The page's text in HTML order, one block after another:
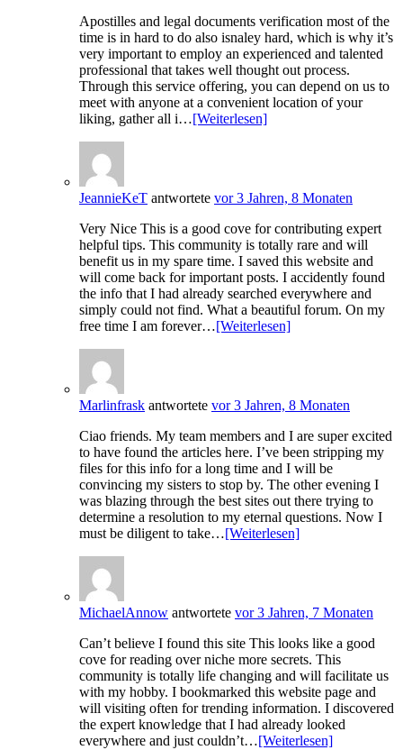
Apostilles and legal documents verification most of the
time is in hard to do also isnaley hard, which is why it’s
very important to employ an experienced and talented
professional that takes well thought out process.
Through this service offering, you can depend on us to
meet with anyone at a convenient location of your
liking, gather all i…[Weiterlesen]
JeannieKeT antwortete vor 3 Jahren, 8 Monaten
Very Nice This is a good cove for contributing expert
helpful tips. This community is totally rare and will
benefit us in my spare time. I saved this website and
will come back for important posts. I accidently found
the info that I had already searched everywhere and
simply could not find. What a beautiful forum. On my
free time I am forever…[Weiterlesen]
Marlinfrask antwortete vor 3 Jahren, 8 Monaten
Ciao friends. My team members and I are super excited
to have found the articles here. I’ve been stripping my
files for this info for a long time and I will be
convincing my sisters to stop by. The other evening I
was blazing through the best sites out there trying to
determine a resolution to my eternal questions. Now I
must be diligent to take…[Weiterlesen]
MichaelAnnow antwortete vor 3 Jahren, 7 Monaten
Can’t believe I found this site This looks like a good
cove for reading over niche more secrets. This
community is totally life changing and will facilitate us
with my hobby. I bookmarked this website page and
will visiting often for trending information. I discovered
the expert knowledge that I had already looked
everywhere and just couldn’t…[Weiterlesen]